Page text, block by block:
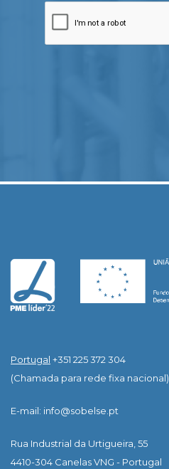
Portugal +351 225 372 304
(Chamada para rede fixa nacional)
E-mail: info@sobelse.pt
Rua Industrial da Urtigueira, 55
4410-304 Canelas VNG - Portugal